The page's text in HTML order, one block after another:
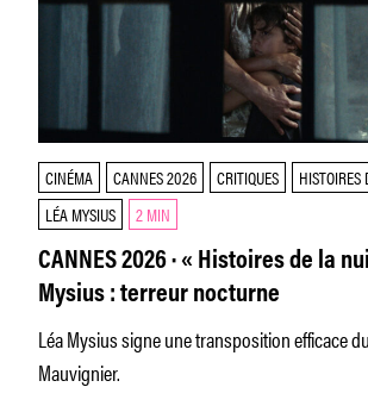
CINÉMA CANNES 2026 CRITIQUES
LÉA MYSIUS
2 MIN
CANNES 2026 · « Histoires de la
Mysius : terreur nocturne
Léa Mysius signe une transposition efficace
Mauvignier.